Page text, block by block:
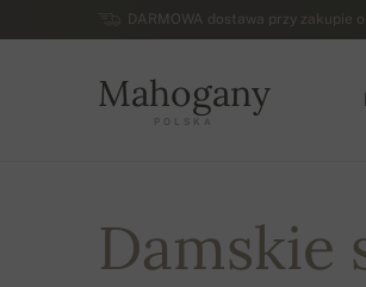
DARMOWA dostawa przy zakupie
Mahogany
POLSKA
Damskie